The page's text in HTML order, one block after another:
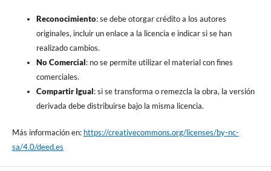
Reconocimiento: se debe otorgar crédito a los autores
originales, incluir un enlace a la licencia e indicar si se han
realizado cambios.
No Comercial: no se permite utilizar el material con fines
comerciales.
Compartir Igual: si se transforma o remezcla la obra, la versión
derivada debe distribuirse bajo la misma licencia.
Más información en: https://creativecommons.org/licenses/by-nc-
sa/4.0/deed.es